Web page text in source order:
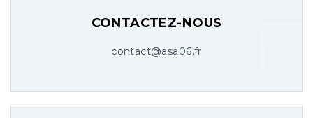
CONTACTEZ-NOUS
contact@asa06.fr